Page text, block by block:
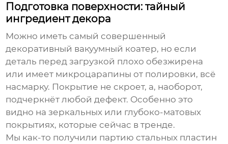
Подготовка поверхности: тайный
ингредиент декора
Можно иметь самый совершенный
декоративный вакуумный коатер, но если
деталь перед загрузкой плохо обезжирена
или имеет микроцарапины от полировки, всё
насмарку. Покрытие не скроет, а, наоборот,
подчеркнёт любой дефект. Особенно это
видно на зеркальных или глубоко-матовых
покрытиях, которые сейчас в тренде.
Мы как-то получили партию стальных пластин